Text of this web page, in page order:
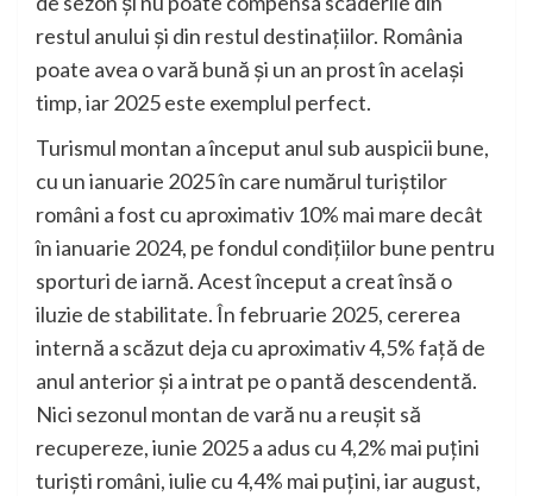
restul anului și din restul destinațiilor. România
poate avea o vară bună și un an prost în același
timp, iar 2025 este exemplul perfect.
Turismul montan a început anul sub auspicii bune,
cu un ianuarie 2025 în care numărul turiștilor
români a fost cu aproximativ 10% mai mare decât
în ianuarie 2024, pe fondul condițiilor bune pentru
sporturi de iarnă. Acest început a creat însă o
iluzie de stabilitate. În februarie 2025, cererea
internă a scăzut deja cu aproximativ 4,5% față de
anul anterior și a intrat pe o pantă descendentă.
Nici sezonul montan de vară nu a reușit să
recupereze, iunie 2025 a adus cu 4,2% mai puțini
turiști români, iulie cu 4,4% mai puțini, iar august,